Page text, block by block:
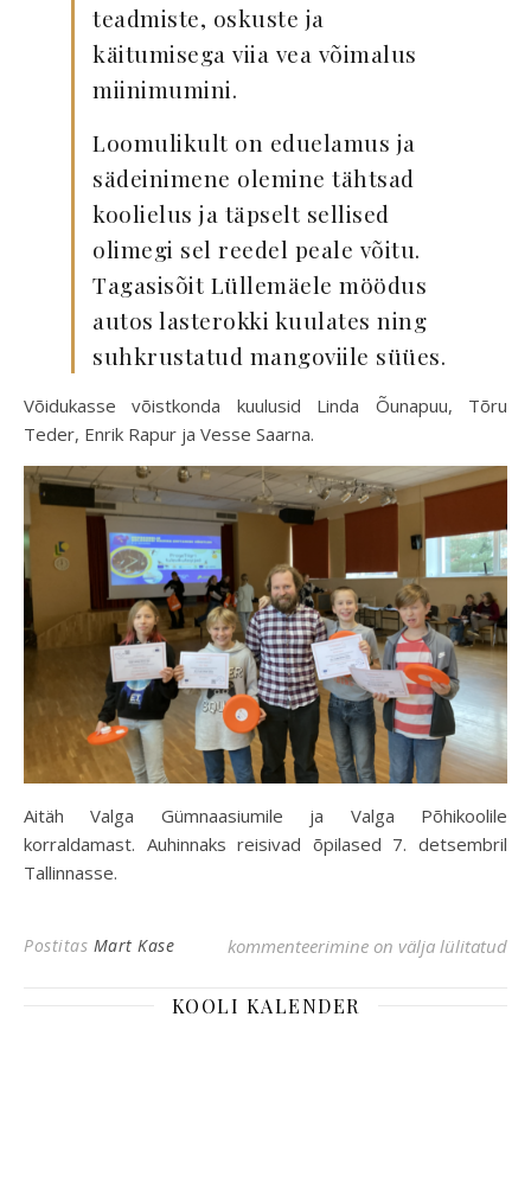
teadmiste, oskuste ja
käitumisega viia vea võimalus
miinimumini.
Loomulikult on eduelamus ja
sädeinimene olemine tähtsad
koolielus ja täpselt sellised
olimegi sel reedel peale võitu.
Tagasisõit Lüllemäele möödus
autos lasterokki kuulates ning
suhkrustatud mangoviile süües.
Võidukasse võistkonda kuulusid Linda Õunapuu, Tõru
Teder, Enrik Rapur ja Vesse Saarna.
Aitäh Valga Gümnaasiumile ja Valga Põhikoolile
korraldamast. Auhinnaks reisivad õpilased 7. detsembril
Tallinnasse.
Postitas Mart Kase Lüllemäe Goldbergi masin
kommenteerimine on välja lülitatud
KOOLI KALENDER